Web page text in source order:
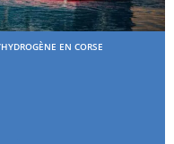
EN CORSE